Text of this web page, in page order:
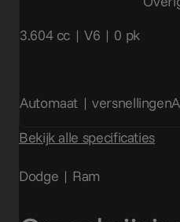
3.604 cc | V6 | 0 pk
Automaat | versnellingen
Bekijk alle specificaties
Dodge | Ram